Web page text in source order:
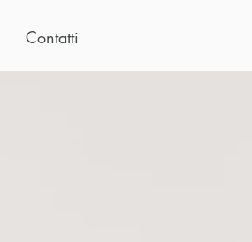
Contatti